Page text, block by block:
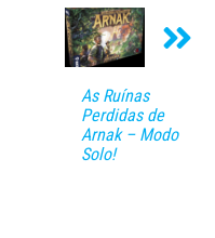
As Ruínas
Perdidas de
Arnak – Modo
Solo!